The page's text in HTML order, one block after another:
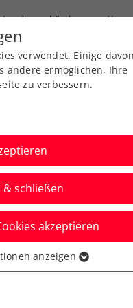
Landesverbände News
Services Über uns
ÖTV-
verwendet. Einige
andere ermöglichen, Ihre
zu verbessern.
schließen
akzeptieren
Funktionen der
dass die
anzeigen